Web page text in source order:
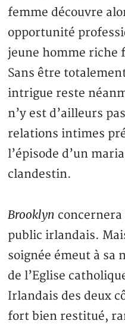
femme découvre
opportunité
jeune homme riche
Sans être
intrigue reste
n’y est d’ailleurs
relations intimes
l’épisode d’un
clandestin.
Brooklyn
public irlandais.
soignée émeut à sa
de l’Eglise
Irlandais des deux
fort bien restitué,